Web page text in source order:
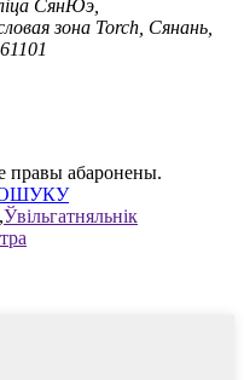
СянЮэ,
зона Torch, Сянань,
правы абаронены.
,Ўвільгатняльнік